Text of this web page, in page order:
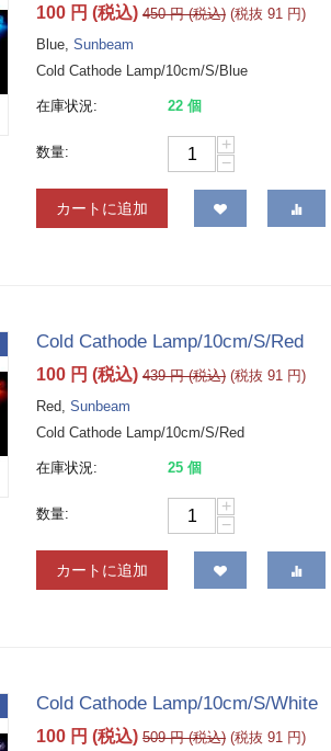
100 円 (税込) 450 円(税込) (税抜 91 円)
Blue, Sunbeam
Cold Cathode Lamp/10cm/S/Blue
在庫状況: 22 個
数量:
+
−
カートに追加
Cold Cathode Lamp/10cm/S/Red
100 円 (税込) 439 円(税込) (税抜 91 円)
Red, Sunbeam
Cold Cathode Lamp/10cm/S/Red
在庫状況: 25 個
数量:
+
−
カートに追加
Cold Cathode Lamp/10cm/S/White
100 円 (税込) 509 円(税込) (税抜 91 円)